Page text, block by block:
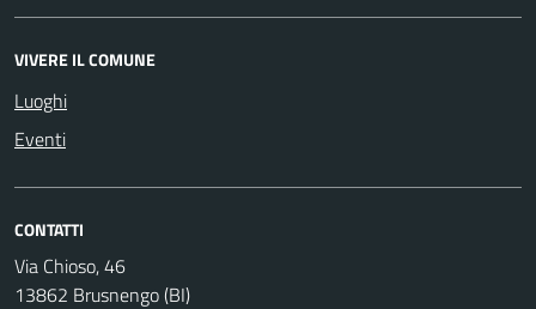
VIVERE IL COMUNE
Luoghi
Eventi
CONTATTI
Via Chioso, 46
13862 Brusnengo (BI)